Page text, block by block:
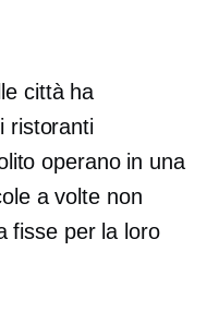
città ha
ristoranti
operano in una
a volte non
fisse per la loro